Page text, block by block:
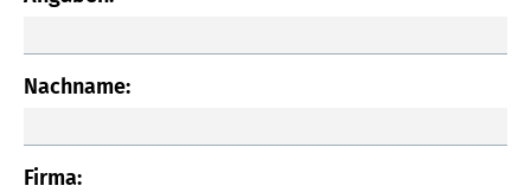
Nachname:
Firma: